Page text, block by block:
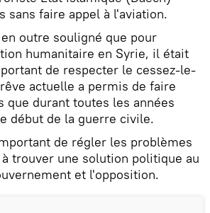
sans faire appel à l'aviation.
outre souligné que pour
humanitaire en Syrie, il était
de respecter le cessez-le-
actuelle a permis de faire
que durant toutes les années
début de la guerre civile.
de régler les problèmes
trouver une solution politique au
et l'opposition.